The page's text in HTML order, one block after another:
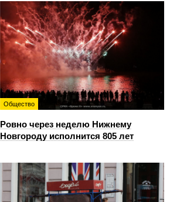
Общество
Ровно через неделю Нижнему
Новгороду исполнится 805 лет